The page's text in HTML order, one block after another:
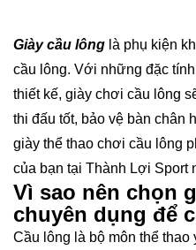
Giày cầu lông là phụ kiện
cầu lông. Với những đặc
thiết kế, giày chơi cầu lông
thi đấu tốt, bảo vệ bàn chân
giày thể thao chơi cầu lông
của bạn tại Thành Lợi Sport
Vì sao nên chọn
chuyên dụng để
Cầu lông là bộ môn thể